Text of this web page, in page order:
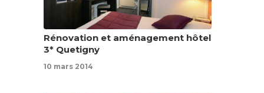
Rénovation et aménagement hôtel
3* Quetigny
10 mars 2014